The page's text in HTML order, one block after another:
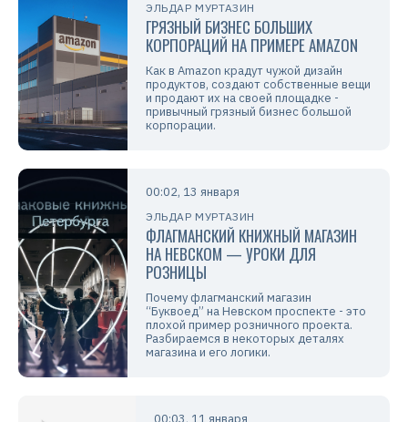
ЭЛЬДАР МУРТАЗИН
ГРЯЗНЫЙ БИЗНЕС БОЛЬШИХ
КОРПОРАЦИЙ НА ПРИМЕРЕ AMAZON
Как в Amazon крадут чужой дизайн
продуктов, создают собственные вещи
и продают их на своей площадке -
привычный грязный бизнес большой
корпорации.
00:02, 13 января
ЭЛЬДАР МУРТАЗИН
ФЛАГМАНСКИЙ КНИЖНЫЙ МАГАЗИН
НА НЕВСКОМ — УРОКИ ДЛЯ
РОЗНИЦЫ
Почему флагманский магазин
“Буквоед” на Невском проспекте - это
плохой пример розничного проекта.
Разбираемся в некоторых деталях
магазина и его логики.